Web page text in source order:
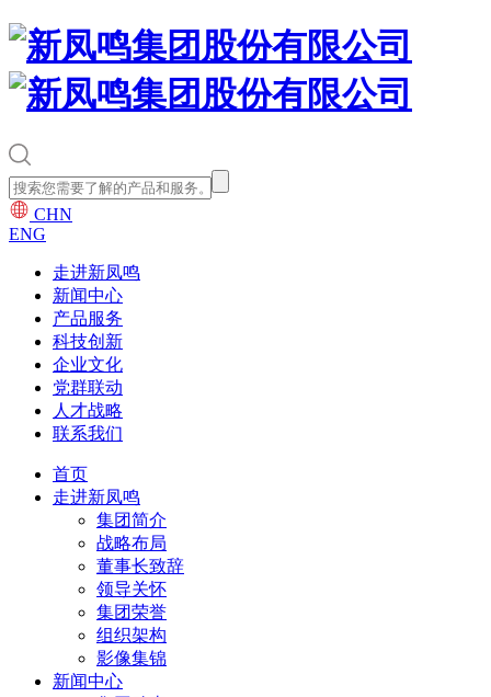
CHN
ENG
走进新凤鸣
新闻中心
产品服务
科技创新
企业文化
党群联动
人才战略
联系我们
首页
走进新凤鸣
集团简介
战略布局
董事长致辞
领导关怀
集团荣誉
组织架构
影像集锦
新闻中心